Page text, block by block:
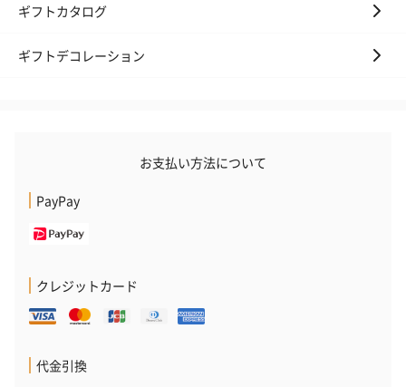
ギフトカタログ
ギフトデコレーション
お支払い方法について
PayPay
クレジットカード
代金引換